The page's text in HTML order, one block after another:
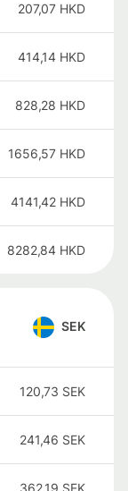
207,07 HKD
414,14 HKD
828,28 HKD
1656,57 HKD
4141,42 HKD
8282,84 HKD
SEK
120,73 SEK
241,46 SEK